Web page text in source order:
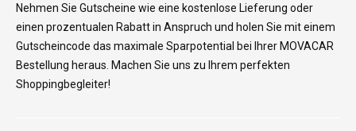
Nehmen Sie Gutscheine wie eine kostenlose Lieferung oder
einen prozentualen Rabatt in Anspruch und holen Sie mit einem
Gutscheincode das maximale Sparpotential bei Ihrer MOVACAR
Bestellung heraus. Machen Sie uns zu Ihrem perfekten
Shoppingbegleiter!